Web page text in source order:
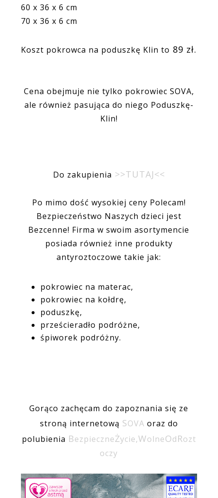
60 x 36 x 6 cm
70 x 36 x 6 cm
Koszt pokrowca na poduszkę Klin to 89 zł.
Cena obejmuje nie tylko pokrowiec SOVA,
ale również pasująca do niego Poduszkę-
Klin!
Do zakupienia >>TUTAJ<<
Po mimo dość wysokiej ceny Polecam!
Bezpieczeństwo Naszych dzieci jest
Bezcenne! Firma w swoim asortymencie
posiada również inne produkty
antyroztoczowe takie jak:
pokrowiec na materac,
pokrowiec na kołdrę,
poduszkę,
prześcieradło podróżne,
śpiworek podróżny.
Gorąco zachęcam do zapoznania się ze
stroną internetową SOVA oraz do
polubienia BezpieczneŻycie,WolneOdRozt
oczy